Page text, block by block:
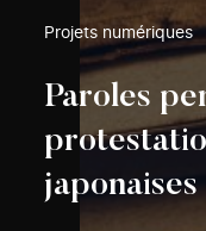
Projets numériques
Paroles
japonaises